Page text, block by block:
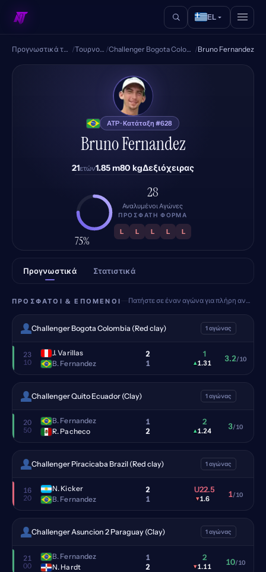
EL
Προγνωστικά τένις / Τουρνουά / Challenger Bogota Colombia /Bruno Fernandez
BF
ATP · Κατάταξη #628
Bruno Fernandez
21ετών1.85 m80 kgΔεξιόχειρας
75%
28
Αναλυμένοι Αγώνες
ΠΡΌΣΦΑΤΗ ΦΌΡΜΑ
L L L L L
Προγνωστικά Στατιστικά
ΠΡΌΣΦΑΤΟΙ & ΕΠΌΜΕΝΟΙ Πατήστε σε έναν αγώνα για πλήρη ανάλυση
Challenger Bogota Colombia (Red clay) 1 αγώνας
23
10
J. Varillas
B. Fernandez
2
1
1
▴1.31 3.2/10
Challenger Quito Ecuador (Clay) 1 αγώνας
20
50
B. Fernandez
R. Pacheco
1
2
2
▴1.24 3/10
Challenger Piracicaba Brazil (Red clay) 1 αγώνας
16
20
N. Kicker
B. Fernandez
2
1
U22.5
▾1.6 1/10
Challenger Asuncion 2 Paraguay (Clay) 1 αγώνας
21
00
B. Fernandez
N. Hardt
1
2
2
▾1.11 10/10